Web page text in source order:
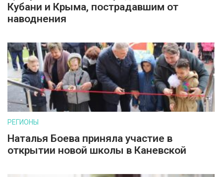
Кубани и Крыма, пострадавшим от
наводнения
РЕГИОНЫ
Наталья Боева приняла участие в
открытии новой школы в Каневской